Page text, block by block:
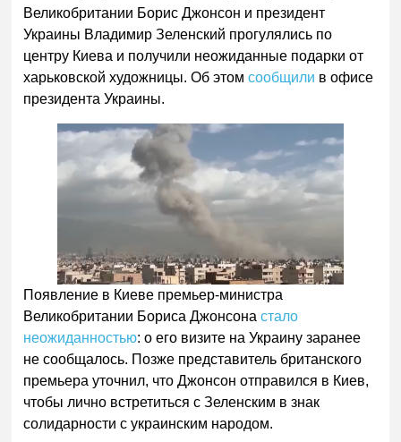
Великобритании Борис Джонсон и президент
Украины Владимир Зеленский прогулялись по
центру Киева и получили неожиданные подарки от
харьковской художницы. Об этомсообщили в офисе
президента Украины.
Появление в Киеве премьер-министра
Великобритании Бориса Джонсонастало
неожиданностью: о его визите на Украину заранее
не сообщалось. Позже представитель британского
премьера уточнил, что Джонсон отправился в Киев,
чтобы лично встретиться с Зеленским в знак
солидарности с украинским народом.